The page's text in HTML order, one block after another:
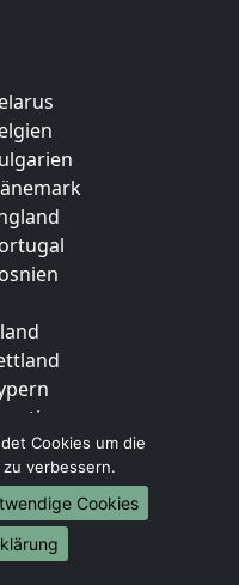
Cookies um die
verbessern.
Cookies